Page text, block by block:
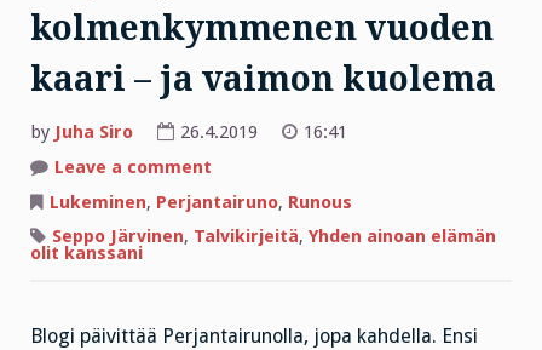
kolmenkymmenen vuoden
kaari – ja vaimon kuolema
by Juha Siro 26.4.2019
16:41
Leave a comment
kolmenkymmenen
kaari
Lukeminen, Perjantairuno, Runous
Seppo Järvinen, Talvikirjeitä, Yhden ainoan elämän
olit kanssani
Blogi päivittää Perjantairunolla, jopa kahdella. Ensi